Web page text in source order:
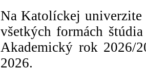
Na Katolíckej univerzite
všetkých formách
Akademický rok 2026/
2026.